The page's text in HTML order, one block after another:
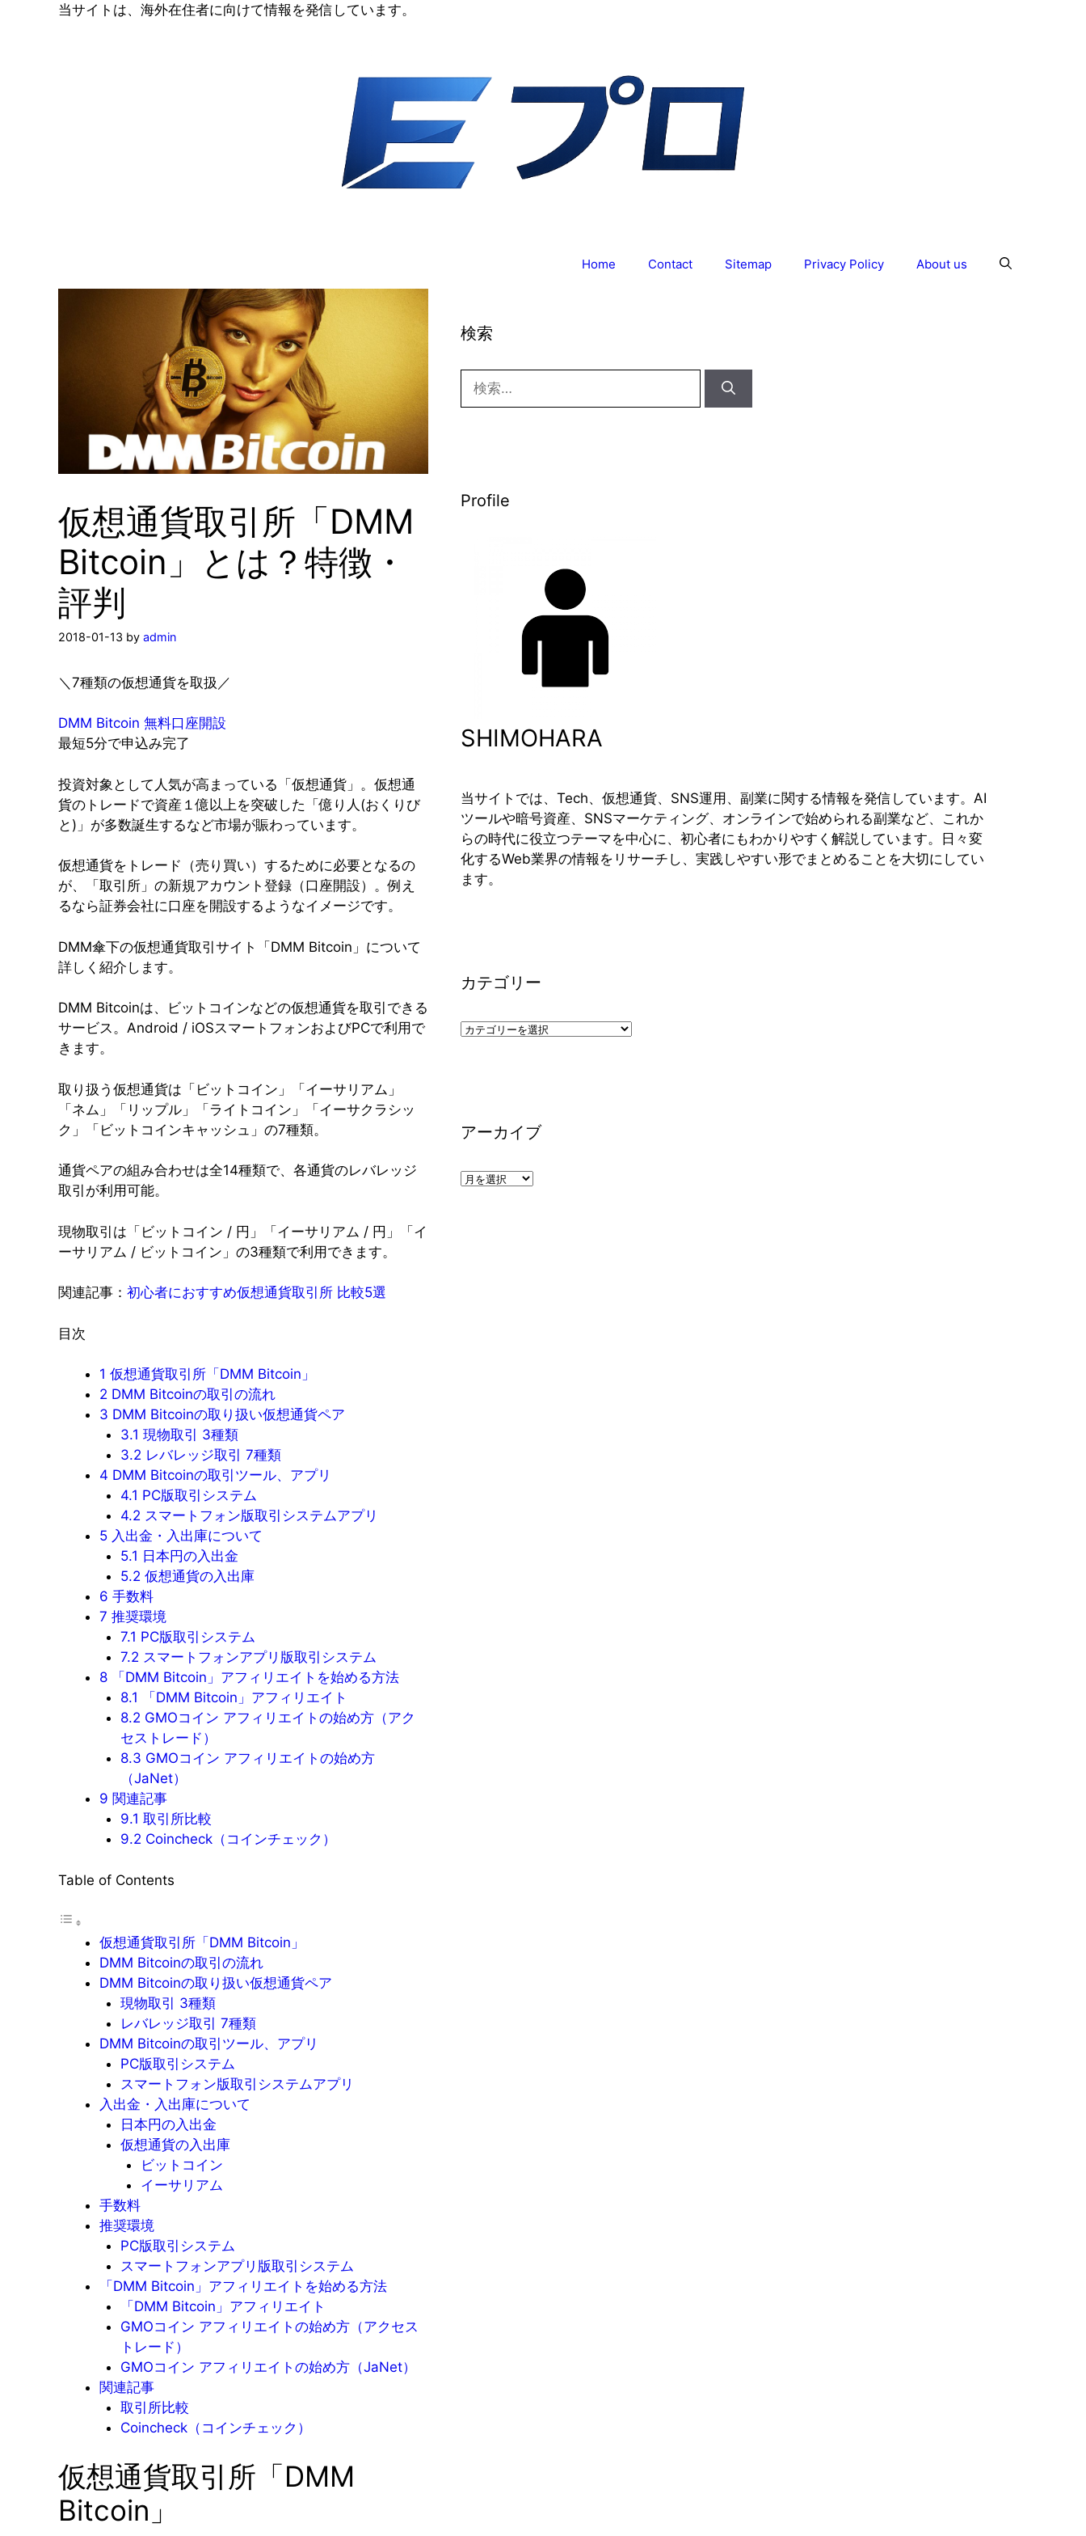
当サイトは、海外在住者に向けて情報を発信しています。
Home Contact Sitemap Privacy Policy About us
仮想通貨取引所「DMM
Bitcoin」とは？特徴・
評判
2018-01-13 by admin
＼7種類の仮想通貨を取扱／
DMM Bitcoin 無料口座開設
最短5分で申込み完了
投資対象として人気が高まっている「仮想通貨」。仮想通
貨のトレードで資産１億以上を突破した「億り人(おくりび
と)」が多数誕生するなど市場が賑わっています。
仮想通貨をトレード（売り買い）するために必要となるの
が、「取引所」の新規アカウント登録（口座開設）。例え
るなら証券会社に口座を開設するようなイメージです。
DMM傘下の仮想通貨取引サイト「DMM Bitcoin」について
詳しく紹介します。
DMM Bitcoinは、ビットコインなどの仮想通貨を取引できる
サービス。Android / iOSスマートフォンおよびPCで利用で
きます。
取り扱う仮想通貨は「ビットコイン」「イーサリアム」
「ネム」「リップル」「ライトコイン」「イーサクラシッ
ク」「ビットコインキャッシュ」の7種類。
通貨ペアの組み合わせは全14種類で、各通貨のレバレッジ
取引が利用可能。
現物取引は「ビットコイン / 円」「イーサリアム / 円」「イ
ーサリアム / ビットコイン」の3種類で利用できます。
関連記事： 初心者におすすめ仮想通貨取引所 比較5選
目次
1 仮想通貨取引所「DMM Bitcoin」
2 DMM Bitcoinの取引の流れ
3 DMM Bitcoinの取り扱い仮想通貨ペア
3.1 現物取引 3種類
3.2 レバレッジ取引 7種類
4 DMM Bitcoinの取引ツール、アプリ
4.1 PC版取引システム
4.2 スマートフォン版取引システムアプリ
5 入出金・入出庫について
5.1 日本円の入出金
5.2 仮想通貨の入出庫
6 手数料
7 推奨環境
7.1 PC版取引システム
7.2 スマートフォンアプリ版取引システム
8 「DMM Bitcoin」アフィリエイトを始める方法
8.1 「DMM Bitcoin」アフィリエイト
8.2 GMOコイン アフィリエイトの始め方（アク
セストレード）
8.3 GMOコイン アフィリエイトの始め方
（JaNet）
9 関連記事
9.1 取引所比較
9.2 Coincheck（コインチェック）
Table of Contents
仮想通貨取引所「DMM Bitcoin」
DMM Bitcoinの取引の流れ
DMM Bitcoinの取り扱い仮想通貨ペア
現物取引 3種類
レバレッジ取引 7種類
DMM Bitcoinの取引ツール、アプリ
PC版取引システム
スマートフォン版取引システムアプリ
入出金・入出庫について
日本円の入出金
仮想通貨の入出庫
ビットコイン
イーサリアム
手数料
推奨環境
PC版取引システム
スマートフォンアプリ版取引システム
「DMM Bitcoin」アフィリエイトを始める方法
「DMM Bitcoin」アフィリエイト
GMOコイン アフィリエイトの始め方（アクセス
トレード）
GMOコイン アフィリエイトの始め方（JaNet）
関連記事
取引所比較
Coincheck（コインチェック）
仮想通貨取引所「DMM
Bitcoin」
検索
索:
Profile
SHIMOHARA
当サイトでは、Tech、仮想通貨、SNS運用、副業に関する情報を発信しています。AI
ツールや暗号資産、SNSマーケティング、オンラインで始められる副業など、これか
らの時代に役立つテーマを中心に、初心者にもわかりやすく解説しています。日々変
化するWeb業界の情報をリサーチし、実践しやすい形でまとめることを大切にしてい
ます。
カテゴリー
カ
アーカイブ
ア